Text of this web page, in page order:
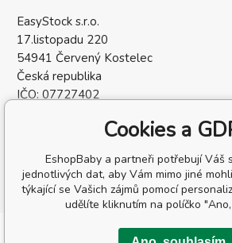
EasyStock s.r.o.
17.listopadu 220
54941 Červený Kostelec
Česká republika
IČO: 07727402
Copyright © 2026
Cookies a
EshopBaby a partneři potřebují Váš
jednotlivých dat, aby Vám mimo jiné
týkající se Vašich zájmů pomocí
udělíte kliknutím na políčko